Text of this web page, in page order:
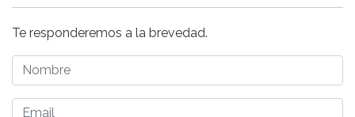
Te responderemos a la brevedad.